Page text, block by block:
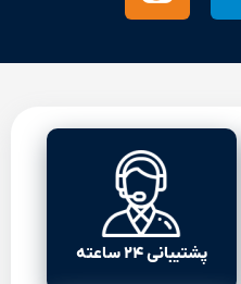
پشتیبانی ۲۴ ساعته